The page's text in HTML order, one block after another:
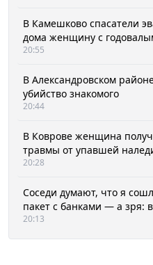
В Камешково спасатели
дома женщину с
20:55
В Александровском
убийство знакомого
20:44
В Коврове женщина
травмы от упавшей
20:28
Соседи думают, что я
пакет с банками — а зря:
20:13